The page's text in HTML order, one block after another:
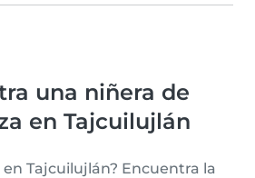
una niñera de
en Tajcuilujlán
en Tajcuilujlán? Encuentra la